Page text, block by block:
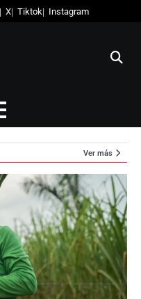
X Tiktok Instagram
Ver más